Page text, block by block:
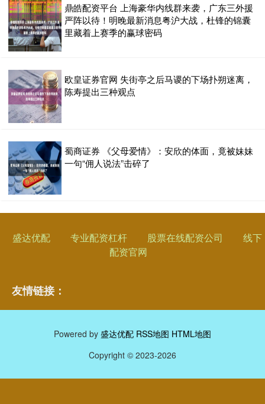
鼎皓配资平台 上海豪华内线群来袭，广东三外援
严阵以待！明晚最新消息粤沪大战，杜锋的锦囊
里藏着上赛季的赢球密码
欧皇证券官网 失街亭之后马谡的下场扑朔迷离，
陈寿提出三种观点
蜀商证券 《父母爱情》：安欣的体面，竟被妹妹
一句“佣人说法”击碎了
盛达优配 专业配资杠杆 股票在线配资公司
线下
配资官网
友情链接：
Powered by 盛达优配 RSS地图 HTML地图
Copyright © 2023-2026